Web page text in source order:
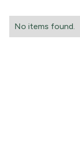
No items found.